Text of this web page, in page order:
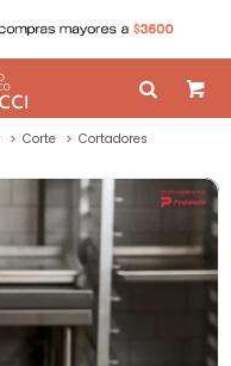
Corte Cortadores